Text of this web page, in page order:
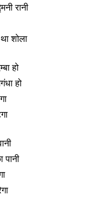
रानी
शोला
हो
हो